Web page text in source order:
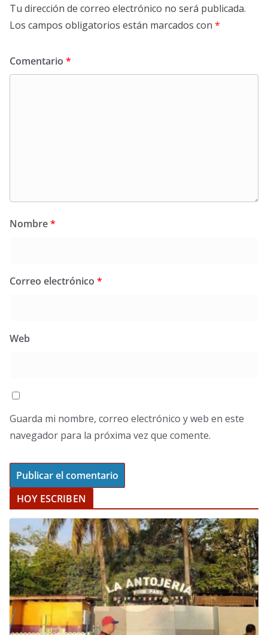
Tu dirección de correo electrónico no será publicada.
Los campos obligatorios están marcados con *
Comentario *
Nombre*
Correo electrónico *
Web
Guarda mi nombre, correo electrónico y web en este
navegador para la próxima vez que comente.
HOY ESCRIBEN